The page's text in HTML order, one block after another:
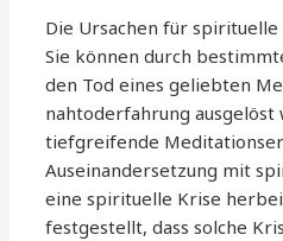
Die Ursachen für
Sie können durch
den Tod eines geliebten
nahtoderfahrung ausgelöst
tiefgreifende
Auseinandersetzung mit
eine spirituelle Krise
festgestellt, dass solche